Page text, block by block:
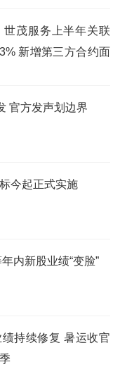
茂服务上半年关联
新增第三方合约面
官方发声划边界
今起正式实施
内新股业绩“变脸”
绩持续修复 暑运收官